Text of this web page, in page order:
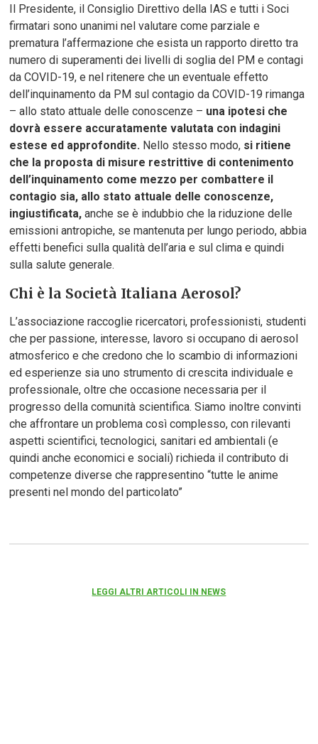
Il Presidente, il Consiglio Direttivo della IAS e tutti i Soci
firmatari sono unanimi nel valutare come parziale e
prematura l’affermazione che esista un rapporto diretto tra
numero di superamenti dei livelli di soglia del PM e contagi
da COVID-19, e nel ritenere che un eventuale effetto
dell’inquinamento da PM sul contagio da COVID-19 rimanga
– allo stato attuale delle conoscenze – una ipotesi che
dovrà essere accuratamente valutata con indagini
estese ed approfondite. Nello stesso modo, si ritiene
che la proposta di misure restrittive di contenimento
dell’inquinamento come mezzo per combattere il
contagio sia, allo stato attuale delle conoscenze,
ingiustificata, anche se è indubbio che la riduzione delle
emissioni antropiche, se mantenuta per lungo periodo, abbia
effetti benefici sulla qualità dell’aria e sul clima e quindi
sulla salute generale.
Chi è la Società Italiana Aerosol?
L’associazione raccoglie ricercatori, professionisti, studenti
che per passione, interesse, lavoro si occupano di aerosol
atmosferico e che credono che lo scambio di informazioni
ed esperienze sia uno strumento di crescita individuale e
professionale, oltre che occasione necessaria per il
progresso della comunità scientifica. Siamo inoltre convinti
che affrontare un problema così complesso, con rilevanti
aspetti scientifici, tecnologici, sanitari ed ambientali (e
quindi anche economici e sociali) richieda il contributo di
competenze diverse che rappresentino “tutte le anime
presenti nel mondo del particolato”
LEGGI ALTRI ARTICOLI IN NEWS